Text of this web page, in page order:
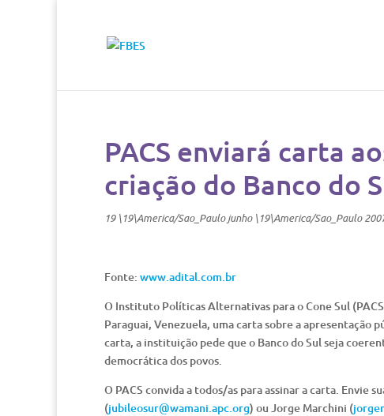
PACS enviará carta
criação do Banco do
19 \19\America/Sao_Paulo junho \19\America/Sao_Paulo
Fonte: www.adital.com.br
O Instituto Políticas Alternativas para o Cone Sul
Paraguai, Venezuela, uma carta sobre a apresentação
carta, a instituição pede que o Banco do Sul seja
democrática dos povos.
O PACS convida a todos/as para assinar a carta. Envie
(jubileosur@wamani.apc.org) ou Jorge Marchini (